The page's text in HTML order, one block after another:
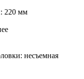
220 мм
несъемная